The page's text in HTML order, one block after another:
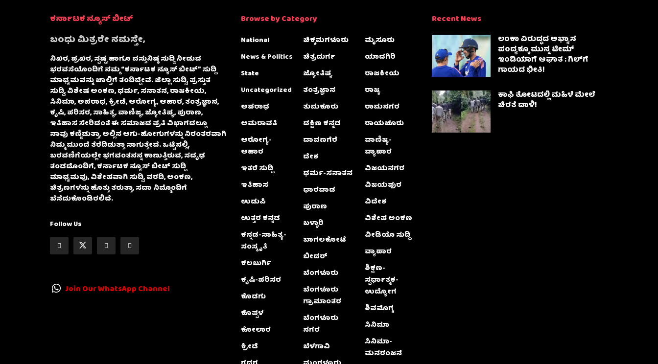
ಕರ್ನಾಟಕ ನ್ಯೂಸ್ ಬೀಟ್
ಬಂಧು ಮಿತ್ರರೇ ನಮಸ್ತೇ,
ನಿಖರ, ಪ್ರಖರ, ಸ್ಪಷ್ಟ ಹಾಗೂ ವಸ್ತುನಿಷ್ಠ ಸುದ್ದಿ ನೀಡುವ
ಭರವಸೆಯೊಂದಿಗೆ ನಮ್ಮ “ಕರ್ನಾಟಕ ನ್ಯೂಸ್ ಬೀಟ್” ಸುದ್ದಿ
ಮಾಧ್ಯಮವನ್ನು ಚಾಲ್ತಿಗೆ ತಂದಿದ್ದೇವೆ. ಜಿಲ್ಲಾ ಸುದ್ದಿ, ಪ್ರಸ್ತುತ
ಸುದ್ದಿ, ವಿಶೇಷ ಅಂಕಣ, ಧರ್ಮ, ಸನಾತನ, ರಾಜಕೀಯ,
ಸಿನಿಮಾ, ಅಪರಾಧ, ಕ್ರೀಡೆ, ಆರೋಗ್ಯ, ಆಹಾರ, ತಂತ್ರಜ್ಞಾನ,
ಕೃಷಿ, ಪರಿಸರ, ಸಾಹಿತ್ಯ, ವಾಣಿಜ್ಯ, ಜ್ಯೋತಿಷ್ಯ, ಪುರಾಣ,
ಇತಿಹಾಸ ಸೇರಿದಂತೆ ಈ ಸಮಾಜದ ಪ್ರತಿ ವಿಭಾಗದಲ್ಲೂ
ನಾವು ಕಣ್ಣಿಡುತ್ತಾ, ಅಲ್ಲಿನ ಆಗು-ಹೋಗುಗಳನ್ನು ನಿರಂತರವಾಗಿ
ನಿಮ್ಮ ಮುಂದೆ ತೆರೆದಿಡುತ್ತಾ ಸಾಗುತ್ತೇವೆ. ಒಟ್ಟಿನಲ್ಲಿ,
ಬರವಣಿಗೆಯಲ್ಲೇ ಭಗವಂತನನ್ನ ಕಾಣುತ್ತಿರುವ, ಸದೃಢ
ತಂಡದೊಂದಿಗೆ, ಕರ್ನಾಟಕ ನ್ಯೂಸ್ ಬೀಟ್ ಸುದ್ದಿ
ಮಾಧ್ಯಮವು, ವಿಶೇಷವಾಗಿ ಸುದ್ದಿ, ವರದಿ, ಅಂಕಣ,
ಚಿತ್ರಣಗಳನ್ನು ಹೊತ್ತು ತರುತ್ತಾ, ಸದಾ ನಿಮ್ಮೊಂದಿಗೆ
ಬೆಸೆದುಕೊಂಡಿರಲಿದೆ.
Follow Us
Join Our WhatsApp Channel
Browse by Category
National
News & Politics
State
Uncategorized
ಅಪರಾಧ
ಅಮರಾವತಿ
ಆರೋಗ್ಯ-
ಆಹಾರ
ಇತರೆ ಸುದ್ದಿ
ಇತಿಹಾಸ
ಉಡುಪಿ
ಉತ್ತರ ಕನ್ನಡ
ಕನ್ನಡ-ಸಾಹಿತ್ಯ-
ಸಂಸ್ಕೃತಿ
ಕಲಬುರ್ಗಿ
ಕೃಷಿ-ಪರಿಸರ
ಕೊಡಗು
ಕೊಪ್ಪಳ
ಕೋಲಾರ
ಕ್ರೀಡೆ
ಚಿಕ್ಕಮಗಳೂರು
ಚಿತ್ರದುರ್ಗ
ಜ್ಯೋತಿಷ್ಯ
ತಂತ್ರಜ್ಞಾನ
ತುಮಕೂರು
ದಕ್ಷಿಣ ಕನ್ನಡ
ದಾವಣಗೆರೆ
ದೇಶ
ಧರ್ಮ-ಸನಾತನ
ಧಾರವಾಡ
ಪುರಾಣ
ಬಳ್ಳಾರಿ
ಬಾಗಲಕೋಟೆ
ಬೀದರ್
ಬೆಂಗಳೂರು
ಬೆಂಗಳೂರು
ಗ್ರಾಮಾಂತರ
ಬೆಂಗಳೂರು
ನಗರ
ಬೆಳಗಾವಿ
ಮೈಸೂರು
ಯಾದಗಿರಿ
ರಾಜಕೀಯ
ರಾಜ್ಯ
ರಾಮನಗರ
ರಾಯಚೂರು
ವಾಣಿಜ್ಯ-
ವ್ಯಾಪಾರ
ವಿಜಯನಗರ
ವಿಜಯಪುರ
ವಿದೇಶ
ವಿಶೇಷ ಅಂಕಣ
ವೀಡಿಯೊ ಸುದ್ದಿ
ವ್ಯಾಪಾರ
ಶಿಕ್ಷಣ-
ಸ್ಪರ್ಧಾತ್ಮಕ-
ಉದ್ಯೋಗ
ಶಿವಮೊಗ್ಗ
ಸಿನಿಮಾ
ಸಿನಿಮಾ-
ಮನರಂಜನೆ
Recent News
ಲಂಕಾ ವಿರುದ್ಧದ ಅಭ್ಯಾಸ
ಪಂದ್ಯಕ್ಕೂ ಮುನ್ನ ಟೀಮ್
ಇಂಡಿಯಾಗೆ ಆಘಾತ : ಗಿಲ್‌ಗೆ
ಗಾಯದ ಭೀತಿ!
ಕಾಫಿ ತೋಟದಲ್ಲಿ ಮಹಿಳೆ ಮೇಲೆ
ಚಿರತೆ ದಾಳಿ!